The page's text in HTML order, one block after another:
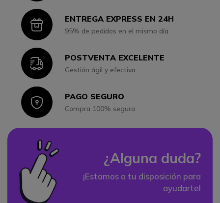
IconENTREGA EXPRESS EN 24H
95% de pedidos en el mismo día
IconPOSTVENTA EXCELENTE
Gestión ágil y efectiva
IconPAGO SEGURO
Compra 100% segura
¿Alguna duda?
¡Estamos a tu disposición para
ayudarte!